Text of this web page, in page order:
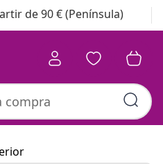
de 90 € (Península)